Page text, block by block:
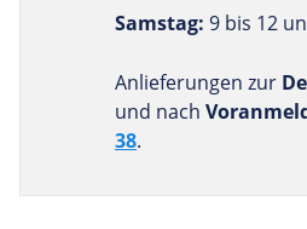
Samstag: 9 bis 12
Anlieferungen zur
und nach
38.